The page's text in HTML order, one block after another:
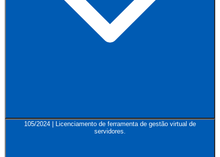
105/2024 | Licenciamento de ferramenta de gestão virtual de
servidores.